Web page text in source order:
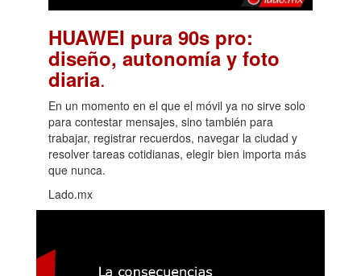
HUAWEI pura 90s pro:
diseño, autonomía y foto
diaria.
En un momento en el que el móvil ya no sirve solo
para contestar mensajes, sino también para
trabajar, registrar recuerdos, navegar la ciudad y
resolver tareas cotidianas, elegir bien importa más
que nunca.
Lado.mx